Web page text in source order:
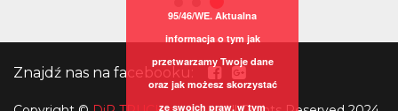
Znajdź nas na facebooku:
95/46/WE. Aktualna
informacja o tym jak
przetwarzamy Twoje dane
oraz jak możesz skorzystać
ze swoich praw, w tym